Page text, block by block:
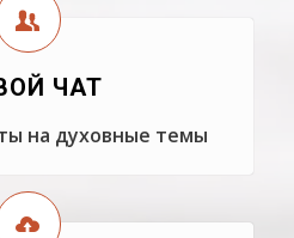
ЧАТ
на духовные темы